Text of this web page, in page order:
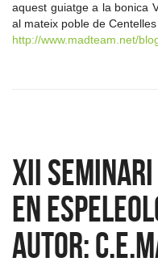
aquest guiatge a la bonica
al mateix poble de Centelles
http://www.madteam.net/
XII SEMINARI
EN
Autor: